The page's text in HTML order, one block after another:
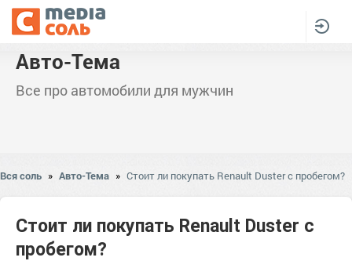
Авто-Тема
Все про автомобили для мужчин
Вся соль » Авто-Тема » Стоит ли покупать Renault Duster с пробегом?
Стоит ли покупать Renault Duster с
пробегом?